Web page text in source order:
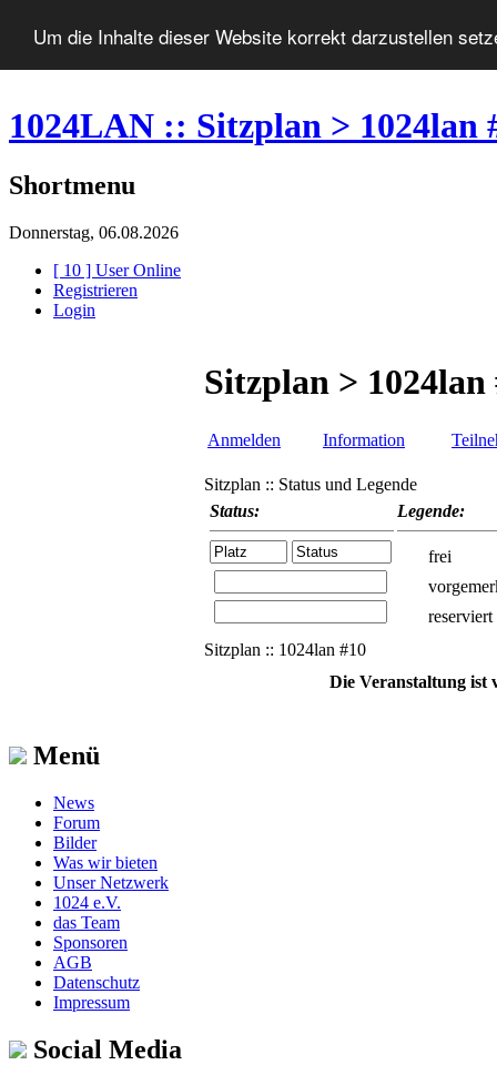
Um die Inhalte dieser Website korrekt darzustellen
1024LAN :: Sitzplan > 1024lan
Shortmenu
Donnerstag, 06.08.2026
[ 10 ] User Online
Registrieren
Login
Menü
News
Forum
Bilder
Was wir bieten
Unser Netzwerk
1024 e.V.
das Team
Sponsoren
AGB
Datenschutz
Impressum
Social Media
Sitzplan > 1024lan
Anmelden Information
Sitzplan :: Status und Legende
Status:
Legende:
frei
reserviert
Sitzplan :: 1024lan #10
Die Veranstaltung ist